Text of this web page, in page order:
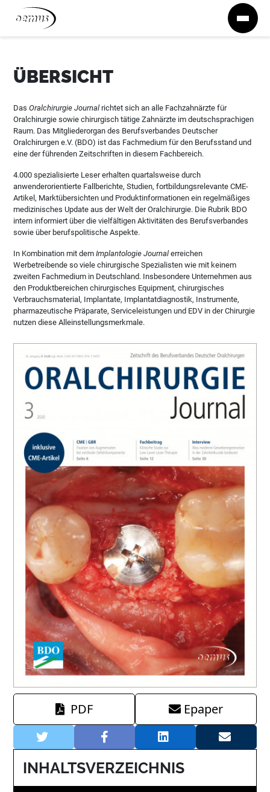
Zum Inhalt springen
ÜBERSICHT
DasOralchirurgie Journal richtet sich an alle Fachzahnärzte für
Oralchirurgie sowie chirurgisch tätige Zahnärzte im deutschsprachigen
Raum. Das Mitgliederorgan des Berufsverbandes Deutscher
Oralchirurgen e.V. (BDO) ist das Fachmedium für den Berufsstand und
eine der führenden Zeitschriften in diesem Fachbereich.
4.000 spezialisierte Leser erhalten quartalsweise durch
anwenderorientierte Fallberichte, Studien, fortbildungsrelevante CME-
Artikel, Marktübersichten und Produktinformationen ein regelmäßiges
medizinisches Update aus der Welt der Oralchirurgie. Die Rubrik BDO
intern informiert über die vielfältigen Aktivitäten des Berufsverbandes
sowie über berufspolitische Aspekte.
In Kombination mit demImplantologie Journal erreichen
Werbetreibende so viele chirurgische Spezialisten wie mit keinem
zweiten Fachmedium in Deutschland. Insbesondere Unternehmen aus
den Produktbereichen chirurgisches Equipment, chirurgisches
Verbrauchsmaterial, Implantate, Implantatdiagnostik, Instrumente,
pharmazeutische Präparate, Serviceleistungen und EDV in der Chirurgie
nutzen diese Alleinstellungsmerkmale.
PDF Epaper
INHALTSVERZEICHNIS